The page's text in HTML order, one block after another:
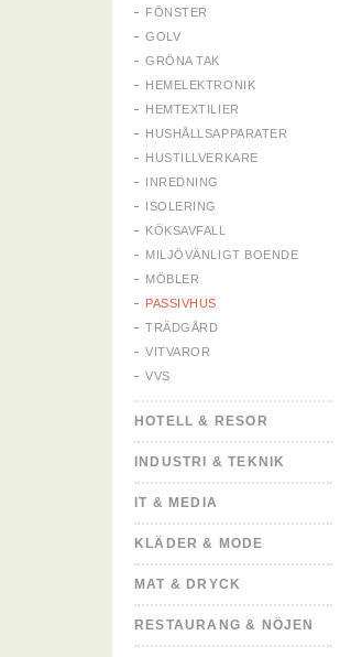
FÖNSTER
GOLV
GRÖNA TAK
HEMELEKTRONIK
HEMTEXTILIER
HUSHÅLLSAPPARATER
HUSTILLVERKARE
INREDNING
ISOLERING
KÖKSAVFALL
MILJÖVÄNLIGT BOENDE
MÖBLER
PASSIVHUS
TRÄDGÅRD
VITVAROR
VVS
HOTELL & RESOR
INDUSTRI & TEKNIK
IT & MEDIA
KLÄDER & MODE
MAT & DRYCK
RESTAURANG & NÖJEN